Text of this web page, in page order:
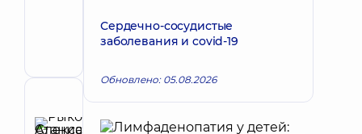
Терапевт;
Рецензент
Рыкова
Сердечно-сосудистые
заболевания и covid-19
Обновлено: 05.08.2026